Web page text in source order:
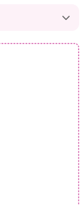
lũy khi mua
hàng hoặc